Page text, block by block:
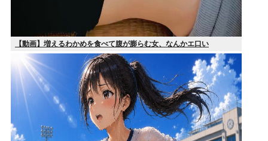
【動画】増えるわかめを食べて腹が膨らむ女、なんかエ口い